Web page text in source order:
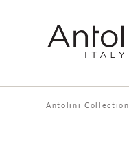
Antolini Collection